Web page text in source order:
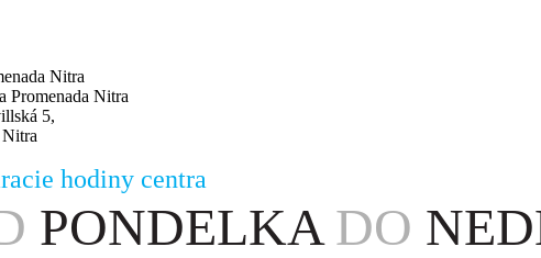
5,
hodiny centra
PONDELKA DO